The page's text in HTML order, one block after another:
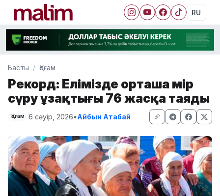
RU
Басты Қоғам
Рекорд: Елімізде орташа өмір
сүру ұзақтығы 76 жасқа таяды
Қоғам 6 сәуір, 2026•Айбын Атабай